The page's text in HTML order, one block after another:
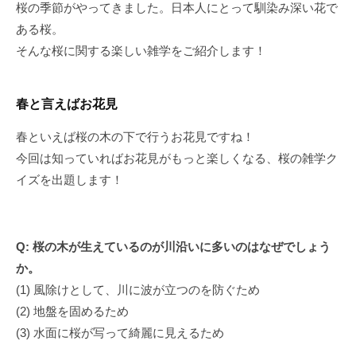
せ
に
。
に
は
な
い
発
想
や
技
術
桜の季節がやってきました。日本人にとって馴染み深い花で
ある桜。
そんな桜に関する楽しい雑学をご紹介します！
春と言えばお花見
春といえば桜の木の下で行うお花見ですね！
今回は知っていればお花見がもっと楽しくなる、桜の雑学ク
イズを出題します！
Q: 桜の木が生えているのが川沿いに多いのはなぜでしょう
か。
(1) 風除けとして、川に波が立つのを防ぐため
(2) 地盤を固めるため
(3) 水面に桜が写って綺麗に見えるため